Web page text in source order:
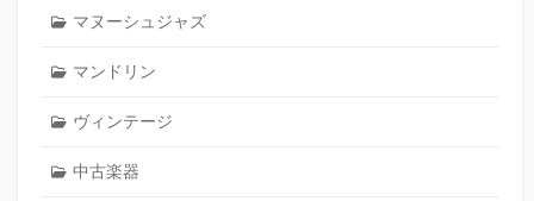
マヌーシュジャズ
マンドリン
ヴィンテージ
中古楽器